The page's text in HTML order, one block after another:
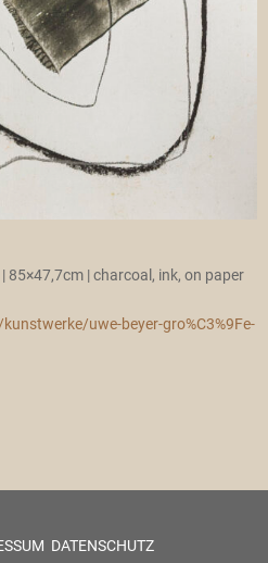
85×47,7cm | charcoal, ink, on paper
uwe-beyer-gro%C3%9Fe-
DATENSCHUTZ